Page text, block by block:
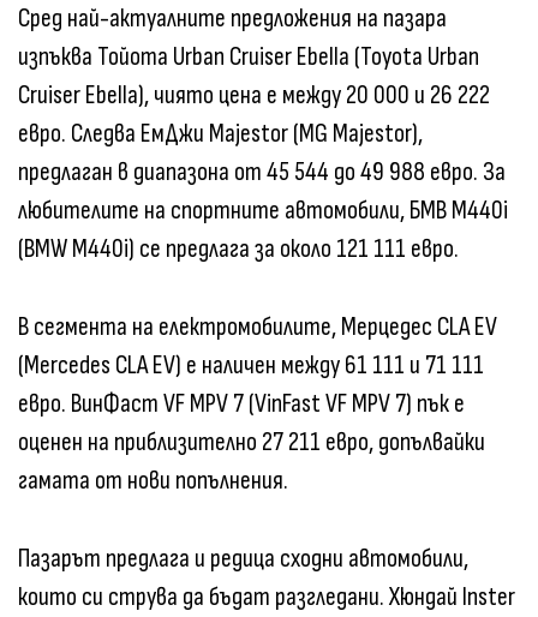
Сред най-актуалните предложения на пазара
изпъква Тойота Urban Cruiser Ebella (Toyota Urban
Cruiser Ebella), чиято цена е между 20 000 и 26 222
евро. Следва ЕмДжи Majestor (MG Majestor),
предлаган в диапазона от 45 544 до 49 988 евро. За
любителите на спортните автомобили, БМВ M440i
(BMW M440i) се предлага за около 121 111 евро.
В сегмента на електромобилите, Мерцедес CLA EV
(Mercedes CLA EV) е наличен между 61 111 и 71 111
евро. ВинФаст VF MPV 7 (VinFast VF MPV 7) пък е
оценен на приблизително 27 211 евро, допълвайки
гамата от нови попълнения.
Пазарът предлага и редица сходни автомобили,
които си струва да бъдат разгледани. Хюндай Inster